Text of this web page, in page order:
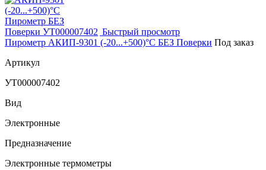
Быстрый просмотр
Пирометр АКИП-9301 (-20...+500)°С БЕЗ Поверки Под заказ
Артикул
УТ000007402
Вид
Электронные
Предназначение
Электронные термометры